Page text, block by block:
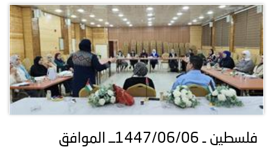
فلسطين ـ 1447/06/06ــ الموافق